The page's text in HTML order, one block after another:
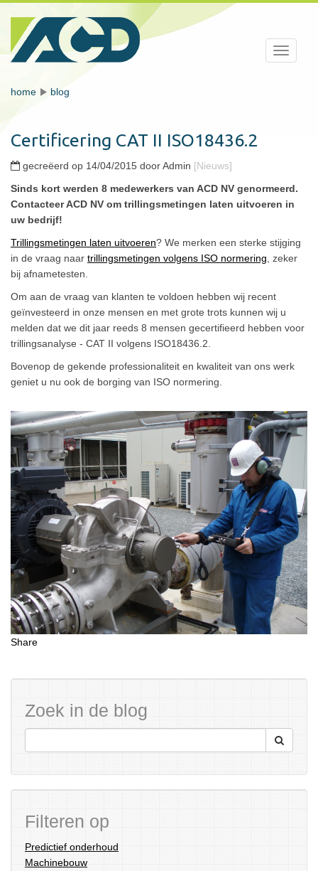
Toggle
home blog
Certificering CAT II ISO18436.2
gecreëerd op 14/04/2015 door Admin [Nieuws]
Sinds kort werden 8 medewerkers van ACD NV genormeerd.
Contacteer ACD NV om trillingsmetingen laten uitvoeren in
uw bedrijf!
Trillingsmetingen laten uitvoeren? We merken een sterke stijging
in de vraag naar trillingsmetingen volgens ISO normering , zeker
bij afnametesten.
Om aan de vraag van klanten te voldoen hebben wij recent
geïnvesteerd in onze mensen en met grote trots kunnen wij u
melden dat we dit jaar reeds 8 mensen gecertifieerd hebben voor
trillingsanalyse - CAT II volgens ISO18436.2.
Bovenop de gekende professionaliteit en kwaliteit van ons werk
geniet u nu ook de borging van ISO normering.
Share
Zoek in de blog
Filteren op
Predictief onderhoud
Machinebouw